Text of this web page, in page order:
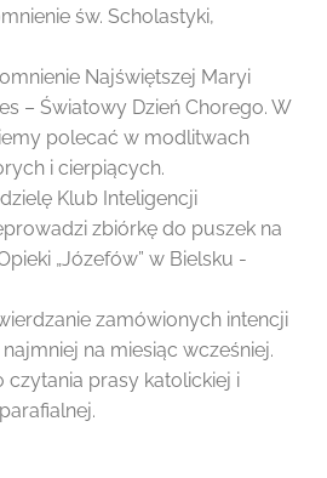
św. Scholastyki,
Najświętszej Maryi
– Światowy Dzień Chorego. W
polecać w modlitwach
i cierpiących.
Klub Inteligencji
zbiórkę do puszek na
„Józefów” w Bielsku -
zamówionych intencji
na miesiąc wcześniej.
czytania prasy katolickiej i